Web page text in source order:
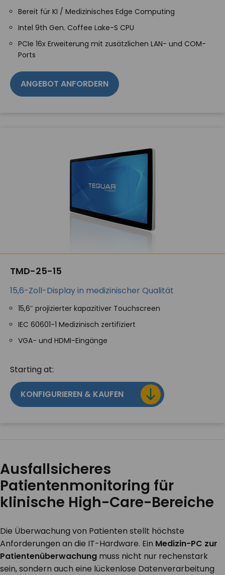
Bereit für KI / Medizinisches Edge Computing
Intel 9th Gen. Coffee Lake-S CPU
PCIe 16x Erweiterung mit zusätzlichen LAN- und COM-
Ports
ANGEBOT ANFORDERN
TMD-25-15
15,6-Zoll-Display in medizinischer Qualität
15,6″ projizierter kapazitiver Touchscreen
IEC 60601-1 Medizinisch zertifiziert
VGA- und HDMI-Eingänge
Starting at:
KONFIGURIEREN & KAUFEN
Ausfallsicheres
Patientenmonitoring für
klinische High-Care-Bereiche
Die Überwachung von Patienten stellt höchste
Anforderungen an die IT-Hardware. Ein Medizin-PC zur
Patientenüberwachung muss nicht nur rechenstark
sein, sondern auch eine lückenlose Datenverarbeitung